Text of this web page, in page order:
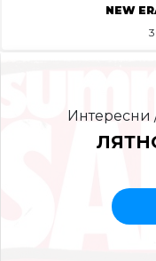
NEW